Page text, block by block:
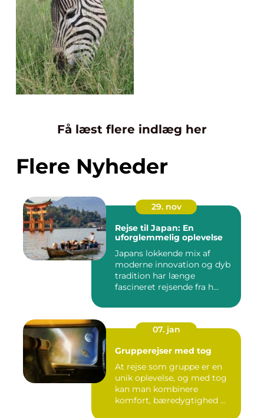
Få læst flere indlæg her
Flere Nyheder
29. nov
Rejse til Japan: En
uforglemmelig oplevelse
Japans lokkende mix af
moderne innovation og dyb
tradition har længe
fascineret rejsende fra h...
07. jan
Grupperejser med tog
At rejse som gruppe er en
unik oplevelse, og med tog
kan man kombinere
komfort, bæredygtighed ...